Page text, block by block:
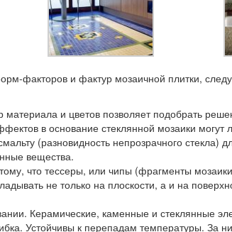
факторов и фактур мозаичной плитки,
материала и цветов позволяет подобрать
в основание стеклянной мозаики могут
(разновидность непрозрачного стекла)
вещества.
что тессеры, или чипы (фрагменты
не только на плоскости, а и на
Керамические, каменные и стеклянные
Устойчивы к перепадам температуры. За